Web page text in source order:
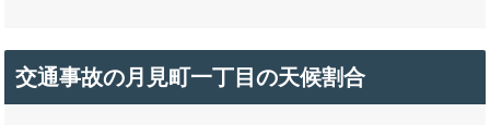
交通事故の月見町一丁目の天候割合